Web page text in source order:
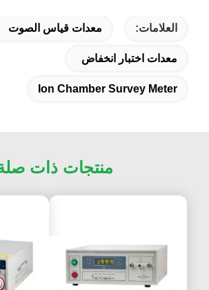
العلامات: معدات قياس الصوت
معدات اختبار انخفاض
Ion Chamber Survey Meter
منتجات ذات صلة